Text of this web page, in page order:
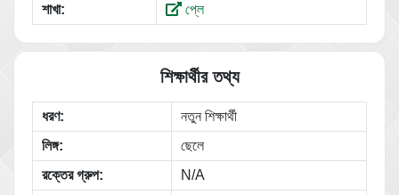
শাখা:
প্লে
শিক্ষার্থীর তথ্য
ধরণ:
নতুন শিক্ষার্থী
লিঙ্গ:
ছেলে
রক্তের গ্রুপ:
N/A